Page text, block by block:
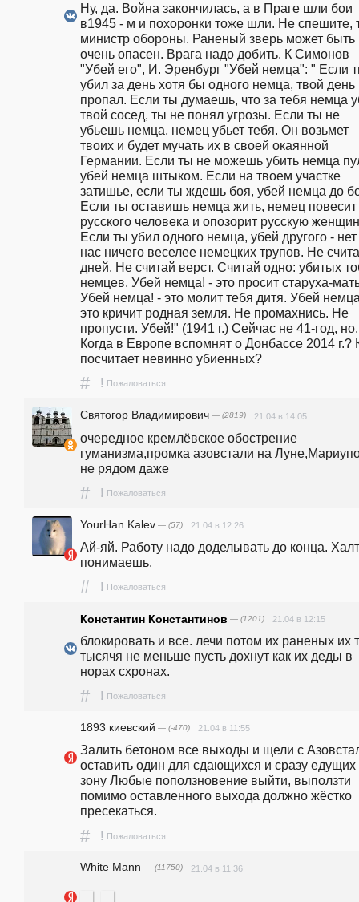
Ну, да. Война закончилась, а в Праге шли бои
в1945 - м и похоронки тоже шли. Не спешите,
министр обороны. Раненый зверь может быть
очень опасен. Врага надо добить. К Симонов
"Убей его", И. Эренбург "Убей немца": " Если
убил за день хотя бы одного немца, твой день
пропал. Если ты думаешь, что за тебя немца
твой сосед, ты не понял угрозы. Если ты не
убьешь немца, немец убьет тебя. Он возьмет
твоих и будет мучать их в своей окаянной
Германии. Если ты не можешь убить немца
убей немца штыком. Если на твоем участке
затишье, если ты ждешь боя, убей немца до
Если ты оставишь немца жить, немец повесит
русского человека и опозорит русскую
Если ты убил одного немца, убей другого -
нас ничего веселее немецких трупов. Не
дней. Не считай верст. Считай одно: убитых
немцев. Убей немца! - это просит старуха-
Убей немца! - это молит тебя дитя. Убей
это кричит родная земля. Не промахнись. Не
пропусти. Убей!" (1941 г.) Сейчас не 41-год,
Когда в Европе вспомнят о Донбассе 2014 г.?
посчитает невинно убиенных?
# ! Пожаловаться
Святогор Владимирович — (2819) 21.04 в 14:05
очередное кремлёвское обострение
гуманизма,промка азовстали на
не рядом даже
# ! Пожаловаться
YourHan Kalev — (57) 21.04 в 12:26
Ай-яй. Работу надо доделывать до конца.
понимаешь.
# ! Пожаловаться
Константин Константинов — (1201) 21.04 в 12:15
блокировать и все. лечи потом их раненых их
тысячя не меньше пусть дохнут как их деды в
норах схронах.
# ! Пожаловаться
1893 киевский — (-470) 21.04 в 11:55
Залить бетоном все выходы и щели с
оставить один для сдающихся и сразу едущих
зону Любые поползновение выйти, выползти
помимо оставленного выхода должно жёстко
пресекаться.
# ! Пожаловаться
White Mann — (11750) 21.04 в 11:36